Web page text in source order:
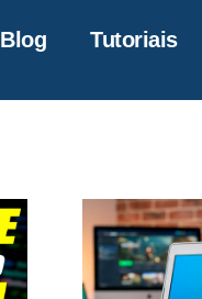
Blog Tutoriais